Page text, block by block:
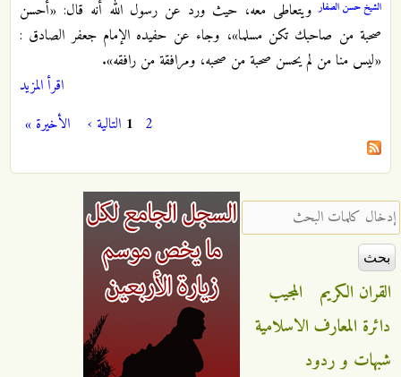
الشيخ حسن الصفار ويتعاطى معه، حيث ورد عن رسول الله أنه قال: «أحسن
صحبة من صاحبك تكن مسلما»، وجاء عن حفيده الإمام جعفر الصادق :
«ليس منا من لم يحسن صحبة من صحبه، ومرافقة من رافقه».
اقرأ المزيد
الصفحات 1 2 التالية › الأخيرة »
‏إدخال كلمات البحث ‏
القران الكريم
المجيب
دائرة المعارف الاسلامية
شبهات و ردود